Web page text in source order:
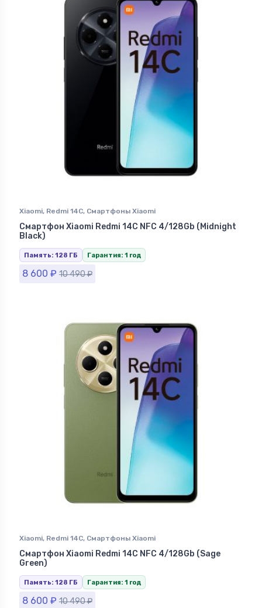
Xiaomi, Redmi 14C, Смартфоны Xiaomi
Смартфон Xiaomi Redmi 14C NFC 4/128Gb (Midnight
Black)
Память: 128 ГБ Гарантия: 1 год
8 600 ₽ 10 490₽
Xiaomi, Redmi 14C, Смартфоны Xiaomi
Смартфон Xiaomi Redmi 14C NFC 4/128Gb (Sage
Green)
Память: 128 ГБ Гарантия: 1 год
8 600 ₽ 10 490₽